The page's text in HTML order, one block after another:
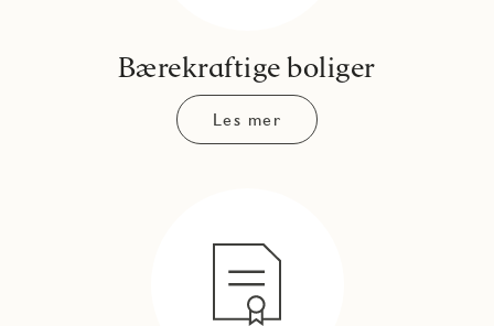
Bærekraftige boliger
Les mer